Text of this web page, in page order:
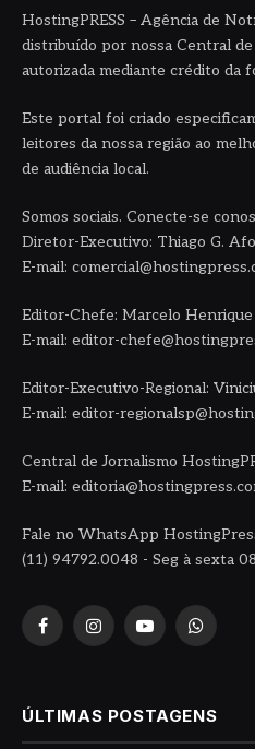
HostingPRESS – Agência de
distribuído por nossa Central de
autorizada mediante crédito da
Este portal foi criado
leitores da nossa região ao
de audiência local.
Somos sociais. Conecte-se
Diretor-Executivo: Thiago G.
E-mail:
Editor-Chefe: Marcelo
E-mail: editor-
Editor-Executivo-Regional:
E-mail: editor-
Central de Jornalismo
E-mail:
Fale no WhatsApp
(11) 94792.0048 - Seg à sexta
FacebookInstagramYouTube
ÚLTIMAS POSTAGENS